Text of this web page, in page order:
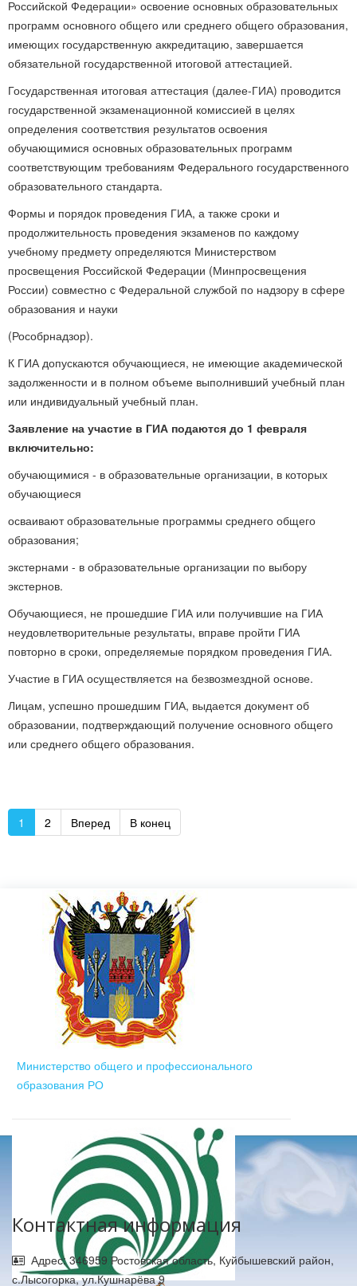
Российской Федерации» освоение основных образовательных
программ основного общего или среднего общего образования,
имеющих государственную аккредитацию, завершается
обязательной государственной итоговой аттестацией.
Государственная итоговая аттестация (далее-ГИА) проводится
государственной экзаменационной комиссией в целях
определения соответствия результатов освоения
обучающимися основных образовательных программ
соответствующим требованиям Федерального государственного
образовательного стандарта.
Формы и порядок проведения ГИА, а также сроки и
продолжительность проведения экзаменов по каждому
учебному предмету определяются Министерством
просвещения Российской Федерации (Минпросвещения
России) совместно с Федеральной службой по надзору в сфере
образования и науки
(Рособрнадзор).
К ГИА допускаются обучающиеся, не имеющие академической
задолженности и в полном объеме выполнивший учебный план
или индивидуальный учебный план.
Заявление на участие в ГИА подаются до 1 февраля
включительно:
обучающимися - в образовательные организации, в которых
обучающиеся
осваивают образовательные программы среднего общего
образования;
экстернами - в образовательные организации по выбору
экстернов.
Обучающиеся, не прошедшие ГИА или получившие на ГИА
неудовлетворительные результаты, вправе пройти ГИА
повторно в сроки, определяемые порядком проведения ГИА.
Участие в ГИА осуществляется на безвозмездной основе.
Лицам, успешно прошедшим ГИА, выдается документ об
образовании, подтверждающий получение основного общего
или среднего общего образования.
1 2 Вперед В конец
Министерство общего и профессионального
образования РО
Контактная информация
Адрес: 346959 Ростовская область, Куйбышевский район,
с.Лысогорка, ул.Кушнарёва 9